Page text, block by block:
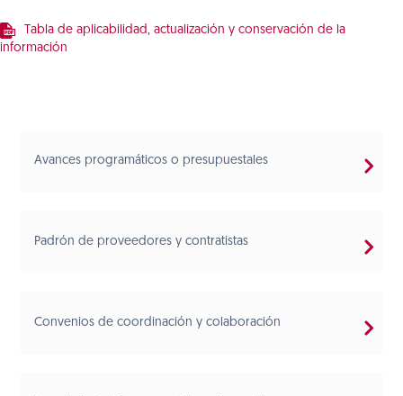
Tabla de aplicabilidad, actualización y conservación de la
información
Avances programáticos o presupuestales
Padrón de proveedores y contratistas
Convenios de coordinación y colaboración